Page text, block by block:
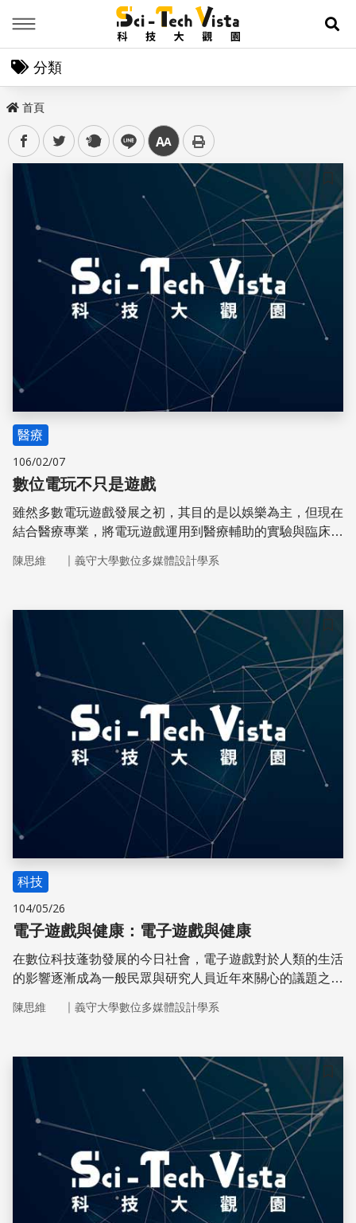
展
分類
首頁
facebooktwitter plurk line 中
儲存
醫療
106/02/07
數位電玩不只是遊戲
雖然多數電玩遊戲發展之初，其目的是以娛樂為主，但現在
結合醫療專業，將電玩遊戲運用到醫療輔助的實驗與臨床案
陳思維 ｜ 義守大學數位多媒體設計學系
儲存
科技
104/05/26
電子遊戲與健康：電子遊戲與健康
在數位科技蓬勃發展的今日社會，電子遊戲對於人類的生活
的影響逐漸成為一般民眾與研究人員近年來關心的議題之
甚至也能夠治療心理、亦或是生理上的症狀
陳思維 ｜ 義守大學數位多媒體設計學系
儲存